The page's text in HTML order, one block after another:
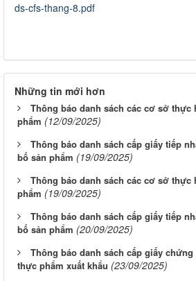
ds-cfs-thang-8.pdf
Những tin mới hơn
Thông báo danh sách các cơ sở thực
phẩm (12/09/2025)
Thông báo danh sách cấp giấy tiếp
bố sản phẩm (19/09/2025)
Thông báo danh sách các cơ sở thực
phẩm (19/09/2025)
Thông báo danh sách cấp giấy tiếp
bố sản phẩm (20/09/2025)
Thông báo danh sách cấp giấy
thực phẩm xuất khẩu (23/09/2025)